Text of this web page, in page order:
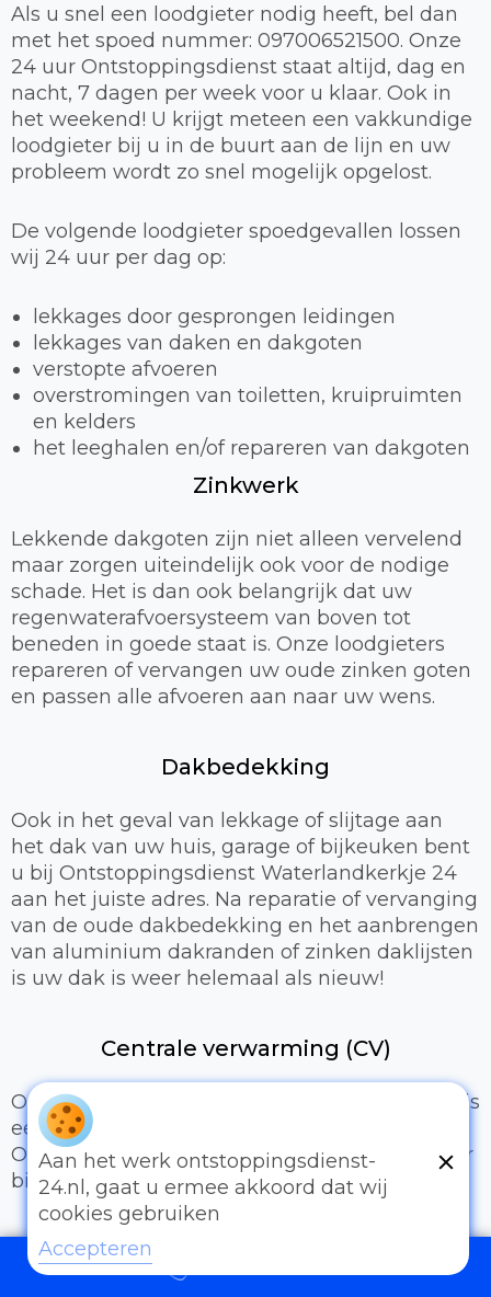
Als u snel een loodgieter nodig heeft, bel dan
met het spoed nummer: 097006521500. Onze
24 uur Ontstoppingsdienst staat altijd, dag en
nacht, 7 dagen per week voor u klaar. Ook in
het weekend! U krijgt meteen een vakkundige
loodgieter bij u in de buurt aan de lijn en uw
probleem wordt zo snel mogelijk opgelost.
De volgende loodgieter spoedgevallen lossen
wij 24 uur per dag op:
lekkages door gesprongen leidingen
lekkages van daken en dakgoten
verstopte afvoeren
overstromingen van toiletten, kruipruimten
en kelders
het leeghalen en/of repareren van dakgoten
Zinkwerk
Lekkende dakgoten zijn niet alleen vervelend
maar zorgen uiteindelijk ook voor de nodige
schade. Het is dan ook belangrijk dat uw
regenwaterafvoersysteem van boven tot
beneden in goede staat is. Onze loodgieters
repareren of vervangen uw oude zinken goten
en passen alle afvoeren aan naar uw wens.
Dakbedekking
Ook in het geval van lekkage of slijtage aan
het dak van uw huis, garage of bijkeuken bent
u bij Ontstoppingsdienst Waterlandkerkje 24
aan het juiste adres. Na reparatie of vervanging
van de oude dakbedekking en het aanbrengen
van aluminium dakranden of zinken daklijsten
is uw dak is weer helemaal als nieuw!
Centrale verwarming (CV)
Om aangenaam te kunnen wonen of werken is
een prettig binnenklimaat van groot belang.
Onze loodgieters kunnen hiervoor zorgen door
bijvoorbeeld:
Het uitbreiden of compleet installeren van
een cv-installatie
Aan het werk ontstoppingsdienst-
24.nl, gaat u ermee akkoord dat wij
cookies gebruiken
Accepteren